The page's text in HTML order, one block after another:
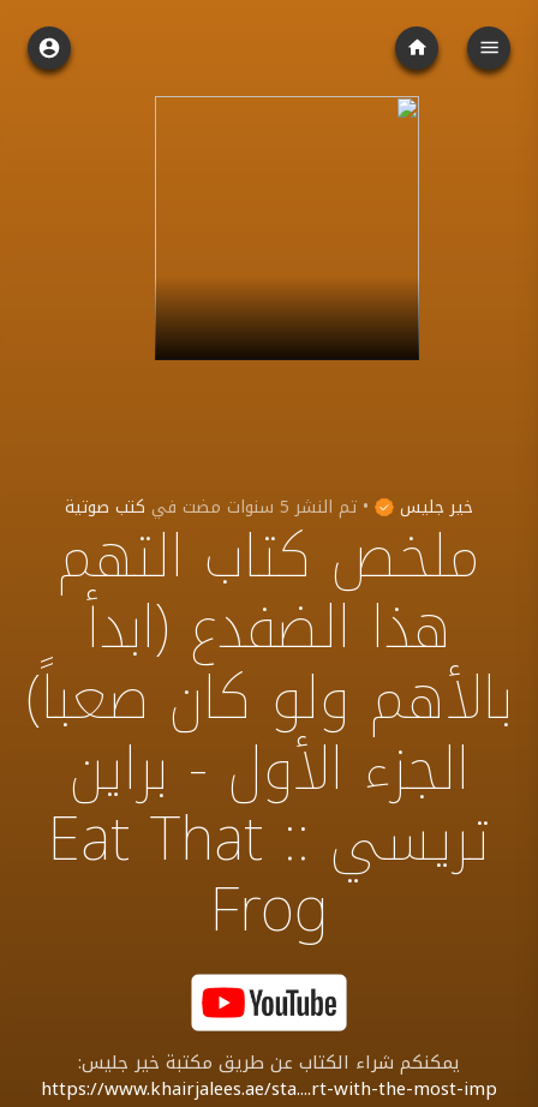
خير جليس • تم النشر5 سنوات مضت في كتب صوتية
ملخص كتاب التهم
هذا الضفدع (ابدأ
بالأهم ولو كان صعباً)
الجزء الأول - براين
تريسي :: Eat That
Frog
يمكنكم شراء الكتاب عن طريق مكتبة خير جليس:
https://www.khairjalees.ae/sta....rt-with-the-most-imp